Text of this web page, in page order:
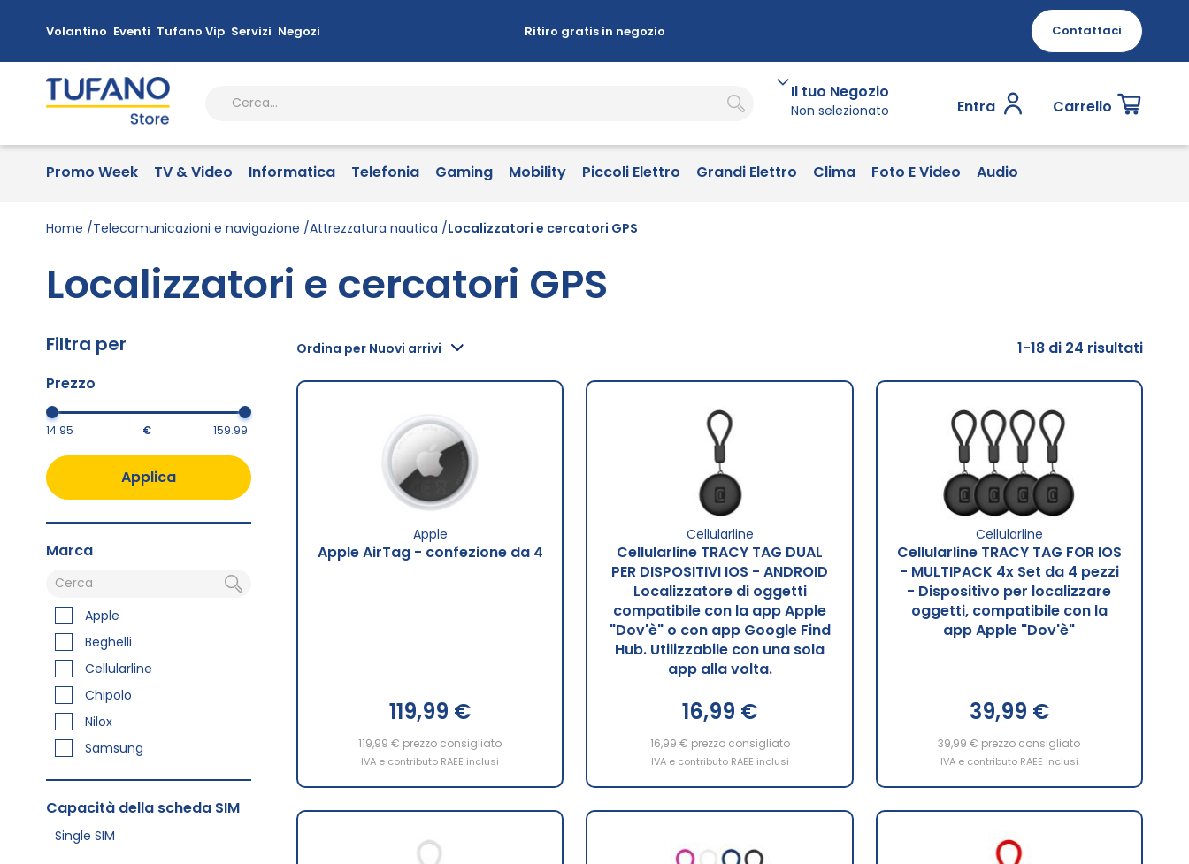
Volantino Eventi Tufano Vip Servizi Negozi Ritiro gratis in negozio Contattaci
Il tuo Negozio
Non selezionato Entra Carrello
Promo Week TV & Video Informatica Telefonia Gaming Mobility Piccoli Elettro Grandi Elettro Clima Foto E Video Audio
Home Telecomunicazioni e navigazione Attrezzatura nautica Localizzatori e cercatori GPS
Localizzatori e cercatori GPS
Ordina per Nuovi arrivi 1-18 di 24 risultati
Apple
Apple AirTag - confezione da 4
119,99 €
119,99 € prezzo consigliato
IVA e contributo RAEE inclusi
Cellularline
Cellularline TRACY TAG DUAL
PER DISPOSITIVI IOS - ANDROID
Localizzatore di oggetti
compatibile con la app Apple
"Dov'è" o con app Google Find
Hub. Utilizzabile con una sola
app alla volta.
16,99 €
16,99 € prezzo consigliato
IVA e contributo RAEE inclusi
Cellularline
Cellularline TRACY TAG FOR IOS
- MULTIPACK 4x Set da 4 pezzi
- Dispositivo per localizzare
oggetti, compatibile con la
app Apple "Dov'è"
39,99 €
39,99 € prezzo consigliato
IVA e contributo RAEE inclusi
Filtra per
Prezzo
€
Applica
Marca
Apple
Beghelli
Cellularline
Chipolo
Nilox
Samsung
Capacità della scheda SIM
Single SIM